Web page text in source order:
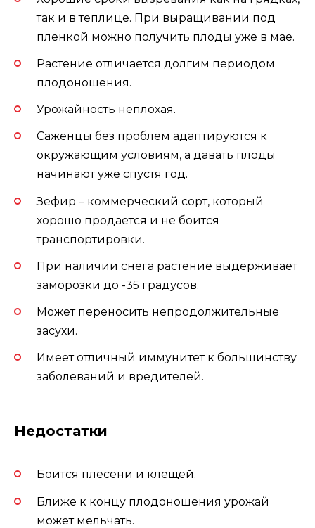
так и в теплице. При выращивании под
пленкой можно получить плоды уже в мае.
Растение отличается долгим периодом
плодоношения.
Урожайность неплохая.
Саженцы без проблем адаптируются к
окружающим условиям, а давать плоды
начинают уже спустя год.
Зефир – коммерческий сорт, который
хорошо продается и не боится
транспортировки.
При наличии снега растение выдерживает
заморозки до -35 градусов.
Может переносить непродолжительные
засухи.
Имеет отличный иммунитет к большинству
заболеваний и вредителей.
Недостатки
Боится плесени и клещей.
Ближе к концу плодоношения урожай
может мельчать.